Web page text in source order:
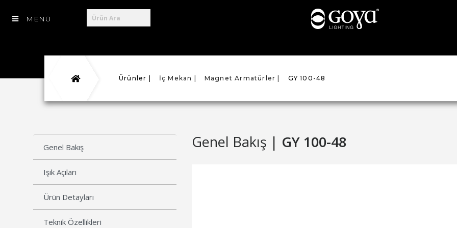
MENÜ
Ürünler | İç Mekan | Magnet Armatürler | GY 100-48
Genel Bakış
Işık Açıları
Ürün Detayları
Teknik Özellikleri
Genel Bakış | GY 100-48